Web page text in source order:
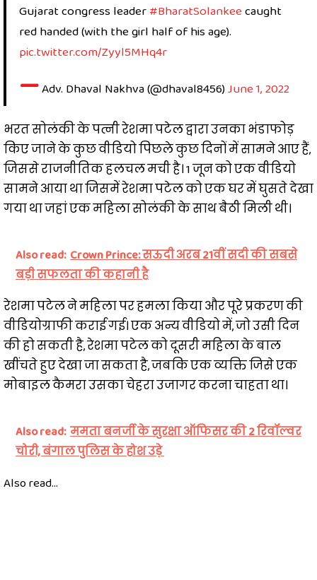
Gujarat congress leader#BharatSolankeecaught
red handed (with the girl half of his age).
pic.twitter.com/Zyyl5MHq4r
—Adv. Dhaval Nakhva (@dhaval8456)June 1, 2022
भरत सोलंकी के पत्नी रेशमा पटेल द्वारा उनका भंडाफोड़
किए जाने के कुछ वीडियो पिछले कुछ दिनों में सामने आए हैं,
जिससे राजनीतिक हलचल मची है। 1 जून को एक वीडियो
सामने आया था जिसमें रेशमा पटेल को एक घर में घुसते देखा
गया था जहां एक महिला सोलंकी के साथ बैठी मिली थी।
Also read: Crown Prince: सऊदी अरब 21वीं सदी की सबसे
बड़ी सफलता की कहानी है
रेशमा पटेल ने महिला पर हमला किया और पूरे प्रकरण की
वीडियोग्राफी कराई गई। एक अन्य वीडियो में, जो उसी दिन
की हो सकती है, रेशमा पटेल को दूसरी महिला के बाल
खींचते हुए देखा जा सकता है, जबकि एक व्यक्ति जिसे एक
मोबाइल कैमरा उसका चेहरा उजागर करना चाहता था।
Also read: ममता बनर्जी के सुरक्षा ऑफिसर की 2 रिवॉल्वर
चोरी, बंगाल पुलिस के होश उड़े
Also read...